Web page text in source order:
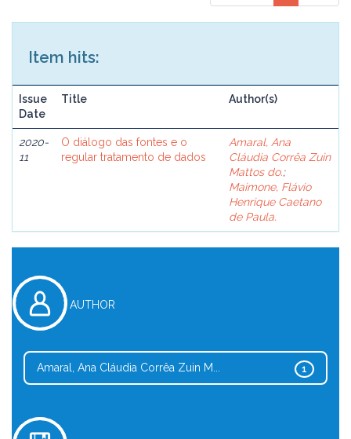
Item hits:
Issue
Date
Title Author(s)
2020-
11
O diálogo das fontes e o
regular tratamento de dados
Amaral, Ana
Cláudia Corrêa Zuin
Mattos do.;
Maimone, Flávio
Henrique Caetano
de Paula.
AUTHOR
1
Amaral, Ana Cláudia Corrêa Zuin M...